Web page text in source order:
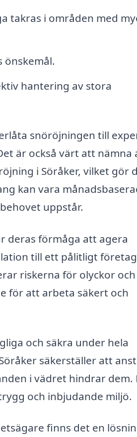
takras i områden med
önskemål.
hantering av stora
snöröjningen till
är också värt att nämna
i Söråker, vilket gör
kan vara
uppstår.
deras förmåga att agera
till ett pålitligt
riskerna för olyckor och
för att arbeta säkert och
och säkra under hela
säkerställer att
i vädret hindrar dem.
och inbjudande miljö.
finns det en